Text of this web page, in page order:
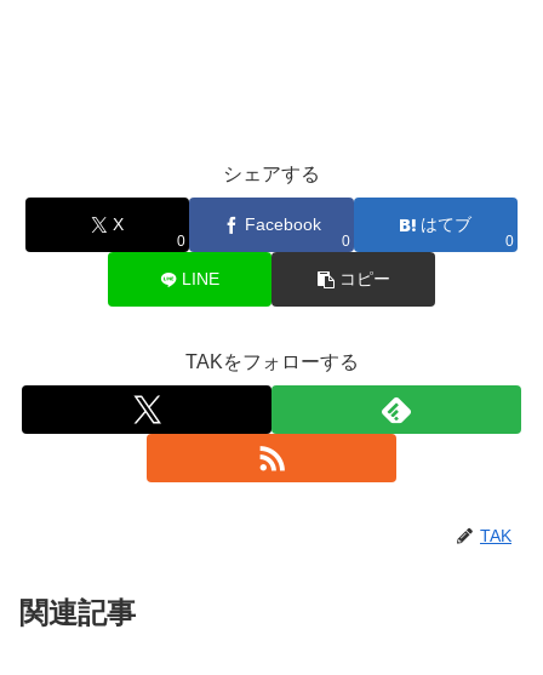
シェアする
X
0
Facebook
0
はてブ
0
LINE コピー
TAKをフォローする
TAK
関連記事